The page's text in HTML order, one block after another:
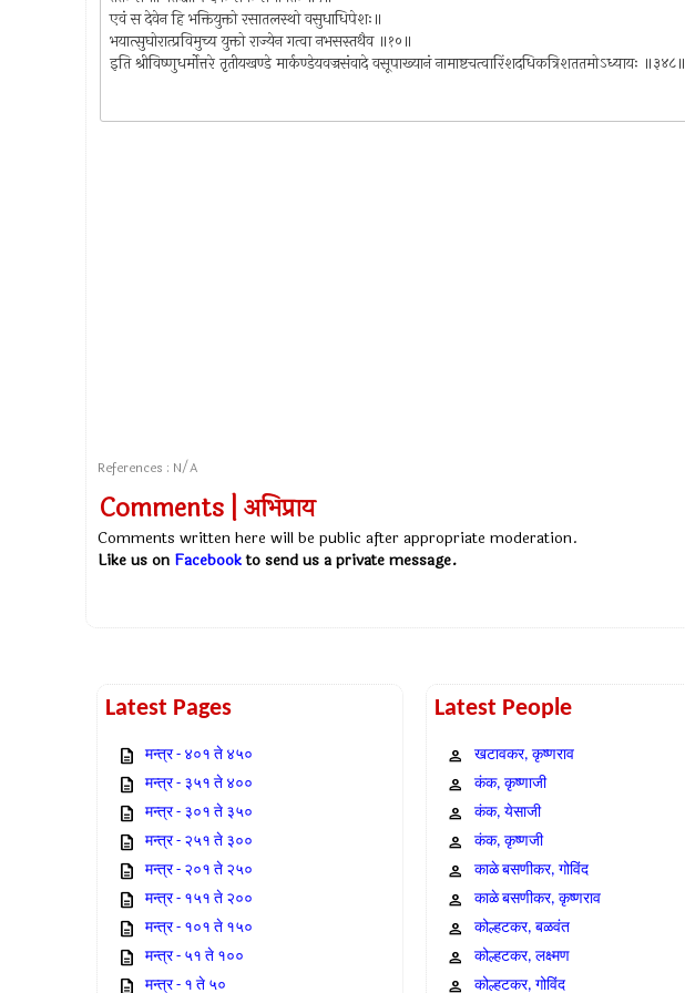
एवं स देवेन हि भक्तियुक्तो रसातलस्थो वसुधाधिपेशः॥
भयात्सुघोरात्प्रविमुच्य युक्तो राज्येन गत्वा नभसस्तथैव ॥१०॥
इति श्रीविष्णुधर्मोत्तरे तृतीयखण्डे मार्कण्डेयवज्रसंवादे वसूपाख्यानं नामाष्टचत्वारिंशदधिकत्रिशततमोऽध्यायः ॥३४८॥
References : N/A
Comments | अभिप्राय
Comments written here will be public after appropriate moderation.
Like us on Facebookto send us a private message.
Latest Pages
मन्त्र - ४०१ ते ४५०
मन्त्र - ३५१ ते ४००
मन्त्र - ३०१ ते ३५०
मन्त्र - २५१ ते ३००
मन्त्र - २०१ ते २५०
मन्त्र - १५१ ते २००
मन्त्र - १०१ ते १५०
मन्त्र - ५१ ते १००
मन्त्र - १ ते ५०
Latest People
खटावकर, कृष्णराव
कंक, कृष्णाजी
कंक, येसाजी
कंक, कृष्णजी
काळे बसणीकर, गोविंद
काळे बसणीकर, कृष्णराव
कोल्हटकर, बळवंत
कोल्हटकर, लक्ष्मण
कोल्हटकर, गोविंद